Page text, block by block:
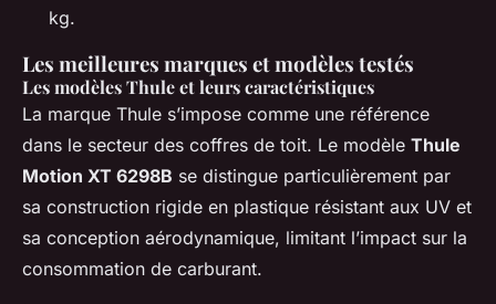
kg.
Les meilleures marques et modèles testés
Les modèles Thule et leurs caractéristiques
La marque Thule s’impose comme une référence
dans le secteur des coffres de toit. Le modèle Thule
Motion XT 6298B se distingue particulièrement par
sa construction rigide en plastique résistant aux UV et
sa conception aérodynamique, limitant l’impact sur la
consommation de carburant.